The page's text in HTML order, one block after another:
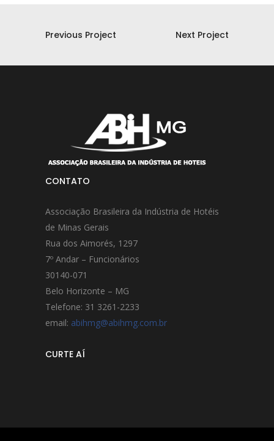
Previous Project Next Project
CONTATO
Associação Brasileira da Indústria de Hotéis
de Minas Gerais
Rua dos Aimorés, 1297
7º Andar – Funcionários
30140-071
Belo Horizonte – MG
Telefone: 31 3261-2233
email: abihmg@abihmg.com.br
CURTE AÍ